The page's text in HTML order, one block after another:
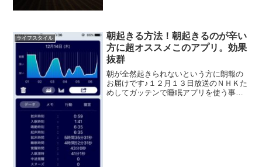
ライフスタイル
朝起きる方法！朝起きるのが辛い
方に超オススメこのアプリ。効果
抜群
朝が全然起きられないという方に朗報の
お届けです♪１２月１３日放送のＮＨＫた
めしてガッテンで睡眠アプリを使う事で